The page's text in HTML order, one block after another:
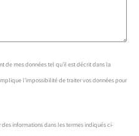
de mes données tel qu'il est décrit dans la
l'impossibilité de traiter vos données pour
informations dans les termes indiqués ci-